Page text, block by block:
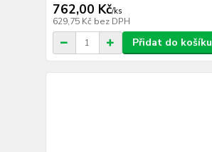
762,00 Kč/ks
629,75 Kč bez DPH
Přidat do košíku